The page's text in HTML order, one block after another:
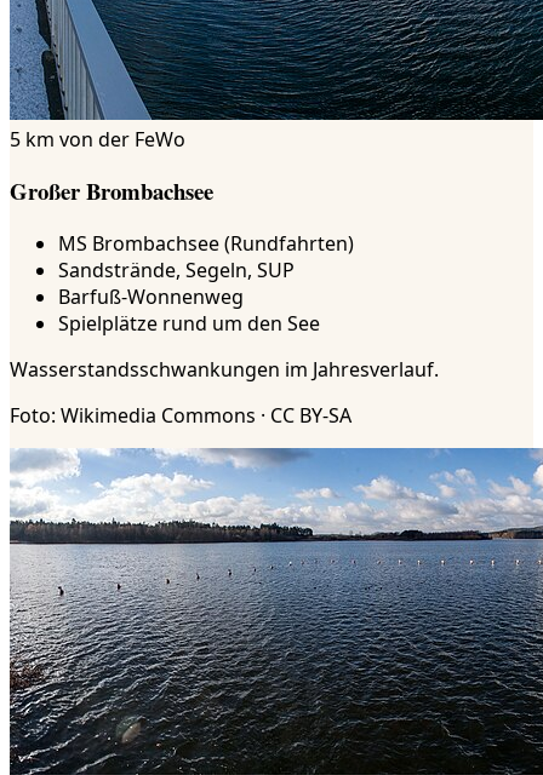
5 km von der FeWo
Großer Brombachsee
MS Brombachsee (Rundfahrten)
Sandstrände, Segeln, SUP
Barfuß-Wonnenweg
Spielplätze rund um den See
Wasserstandsschwankungen im Jahresverlauf.
Foto: Wikimedia Commons · CC BY-SA